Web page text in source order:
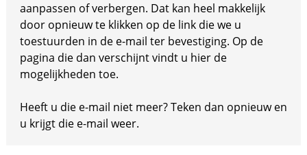
aanpassen of verbergen. Dat kan heel makkelijk
door opnieuw te klikken op de link die we u
toestuurden in de e-mail ter bevestiging. Op de
pagina die dan verschijnt vindt u hier de
mogelijkheden toe.
Heeft u die e-mail niet meer? Teken dan opnieuw en
u krijgt die e-mail weer.